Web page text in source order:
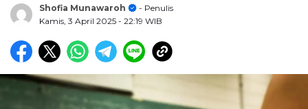
Shofia Munawaroh
- Penulis
Kamis, 3 April 2025 - 22:19 WIB